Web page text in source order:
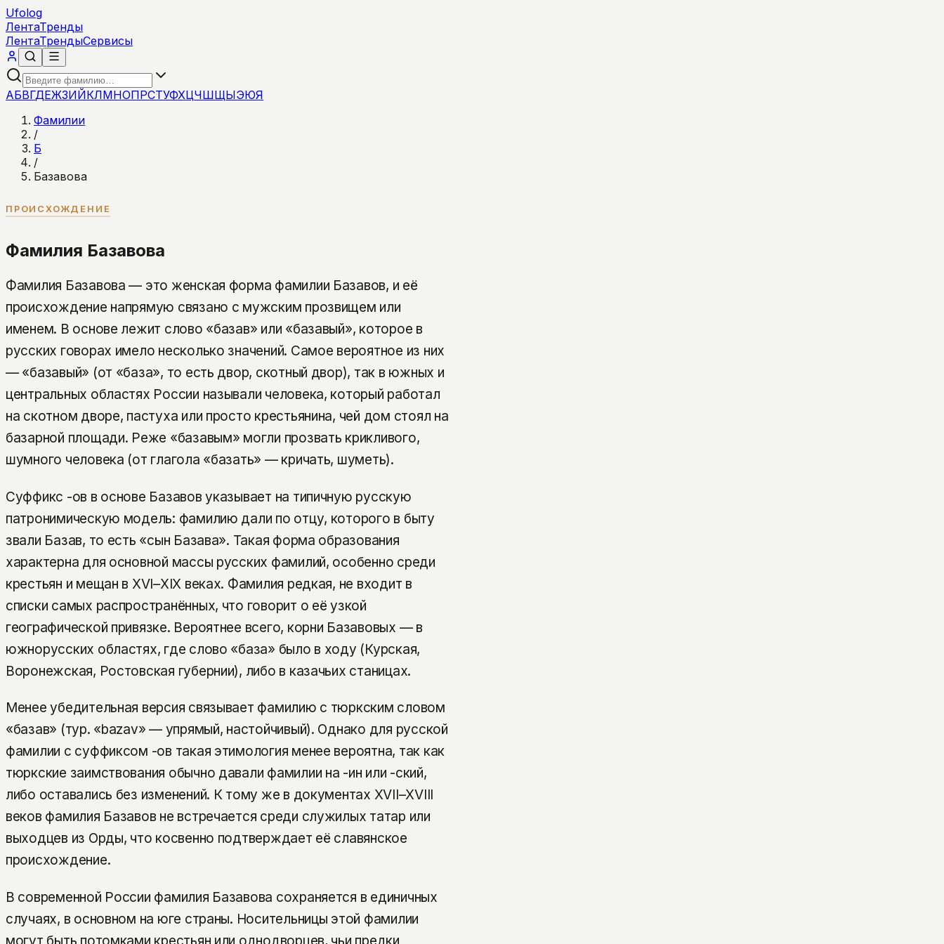
Ufolog
ЛентаТренды
ЛентаТрендыСервисы
АБВГДЕЖЗИЙКЛМНОПРСТУФХЦЧШЩЫЭЮЯ
Фамилии
/
Б
/
Базавова
ПРОИСХОЖДЕНИЕ
Фамилия Базавова
Фамилия Базавова — это женская форма фамилии Базавов, и её
происхождение напрямую связано с мужским прозвищем или
именем. В основе лежит слово «базав» или «базавый», которое в
русских говорах имело несколько значений. Самое вероятное из них
— «базавый» (от «база», то есть двор, скотный двор), так в южных и
центральных областях России называли человека, который работал
на скотном дворе, пастуха или просто крестьянина, чей дом стоял на
базарной площади. Реже «базавым» могли прозвать крикливого,
шумного человека (от глагола «базать» — кричать, шуметь).
Суффикс -ов в основе Базавов указывает на типичную русскую
патронимическую модель: фамилию дали по отцу, которого в быту
звали Базав, то есть «сын Базава». Такая форма образования
характерна для основной массы русских фамилий, особенно среди
крестьян и мещан в XVI–XIX веках. Фамилия редкая, не входит в
списки самых распространённых, что говорит о её узкой
географической привязке. Вероятнее всего, корни Базавовых — в
южнорусских областях, где слово «база» было в ходу (Курская,
Воронежская, Ростовская губернии), либо в казачьих станицах.
Менее убедительная версия связывает фамилию с тюркским словом
«базав» (тур. «bazav» — упрямый, настойчивый). Однако для русской
фамилии с суффиксом -ов такая этимология менее вероятна, так как
тюркские заимствования обычно давали фамилии на -ин или -ский,
либо оставались без изменений. К тому же в документах XVII–XVIII
веков фамилия Базавов не встречается среди служилых татар или
выходцев из Орды, что косвенно подтверждает её славянское
происхождение.
В современной России фамилия Базавова сохраняется в единичных
случаях, в основном на юге страны. Носительницы этой фамилии